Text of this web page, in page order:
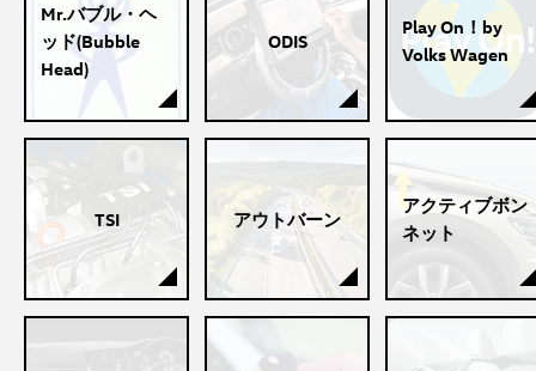
Mr.バブル・ヘ
ッド(Bubble
Head)
ODIS
Play On！by
Volks Wagen
TSI アウトバーン
アクティブボン
ネット